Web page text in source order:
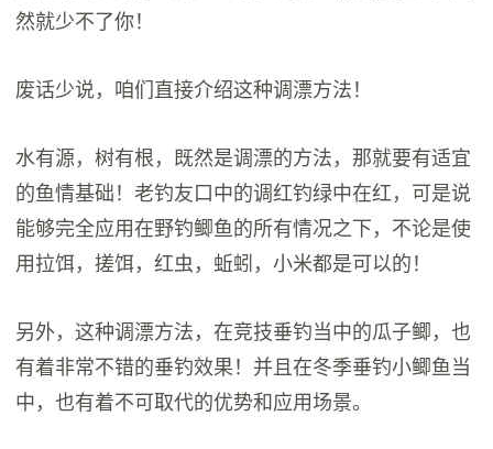
然就少不了你！
废话少说，咱们直接介绍这种调漂方法！
水有源，树有根，既然是调漂的方法，那就要有适宜
的鱼情基础！老钓友口中的调红钓绿中在红，可是说
能够完全应用在野钓鲫鱼的所有情况之下，不论是使
用拉饵，搓饵，红虫，蚯蚓，小米都是可以的！
另外，这种调漂方法，在竞技垂钓当中的瓜子鲫，也
有着非常不错的垂钓效果！并且在冬季垂钓小鲫鱼当
中，也有着不可取代的优势和应用场景。